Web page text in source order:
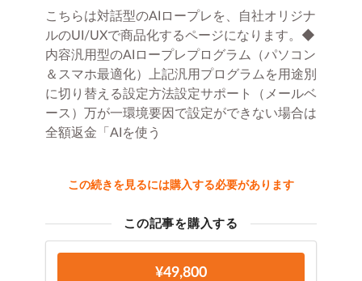
こちらは対話型のAIロープレを、自社オリジナ
ルのUI/UXで商品化するページになります。◆
内容汎用型のAIロープレプログラム（パソコン
＆スマホ最適化）上記汎用プログラムを用途別
に切り替える設定方法設定サポート（メールベ
ース）万が一環境要因で設定ができない場合は
全額返金「AIを使う
この続きを見るには購入する必要があります
この記事を購入する
¥49,800